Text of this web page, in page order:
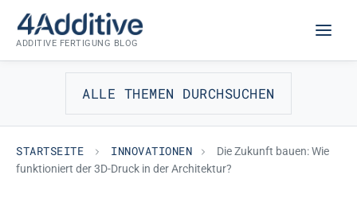
Inhalt
springen
ADDITIVE FERTIGUNG BLOG
ALLE THEMEN DURCHSUCHEN
STARTSEITE INNOVATIONEN
Die Zukunft bauen: Wie
funktioniert der 3D-Druck in der Architektur?
INNOVATIONEN